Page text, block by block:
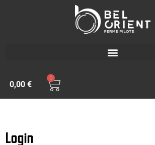
0,00 €
0
Login